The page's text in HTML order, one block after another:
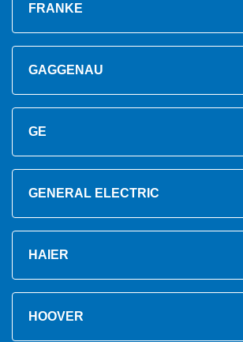
FRANKE
GAGGENAU
GE
GENERAL ELECTRIC
HAIER
HOOVER